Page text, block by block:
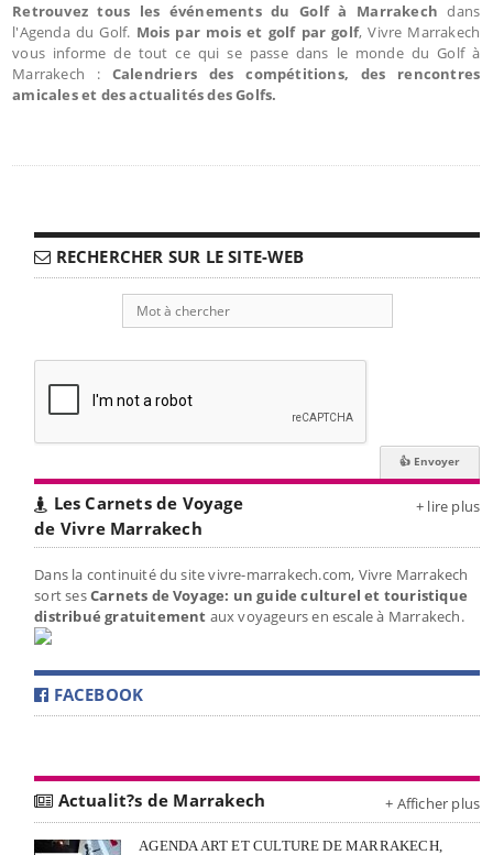
Retrouvez tous les événements du Golf à Marrakech dans
l'Agenda du Golf. Mois par mois et golf par golf, Vivre Marrakech
vous informe de tout ce qui se passe dans le monde du Golf à
Marrakech : Calendriers des compétitions, des rencontres
amicales et des actualités des Golfs.
RECHERCHER SUR LE SITE-WEB
Les Carnets de Voyage
de Vivre Marrakech
+ lire plus
Dans la continuité du site vivre-marrakech.com, Vivre Marrakech
sort sesCarnets de Voyage: un guide culturel et touristique
distribué gratuitement aux voyageurs en escale à Marrakech.
FACEBOOK
Actualit?s de Marrakech + Afficher plus
AGENDA ART ET CULTURE DE MARRAKECH,